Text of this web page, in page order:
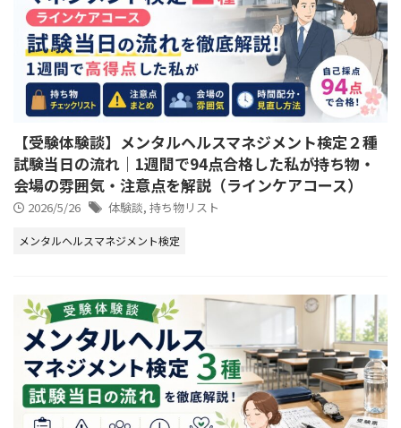
【受験体験談】メンタルヘルスマネジメント検定２種
試験当日の流れ｜1週間で94点合格した私が持ち物・
会場の雰囲気・注意点を解説（ラインケアコース）
2026/5/26 体験談, 持ち物リスト
メンタルヘルスマネジメント検定